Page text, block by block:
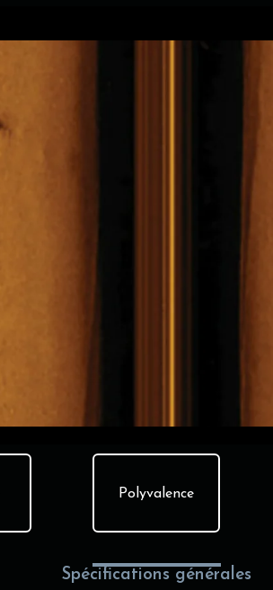
Polyvalence
Spécifications générales